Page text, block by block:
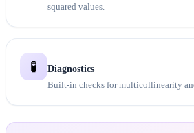
squared values.
🧪
Diagnostics
Built-in checks for multicollinearity